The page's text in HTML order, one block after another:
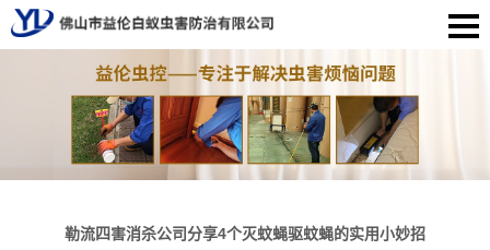
勒流四害消杀公司分享4个灭蚊蝇驱蚊蝇的实用小妙招